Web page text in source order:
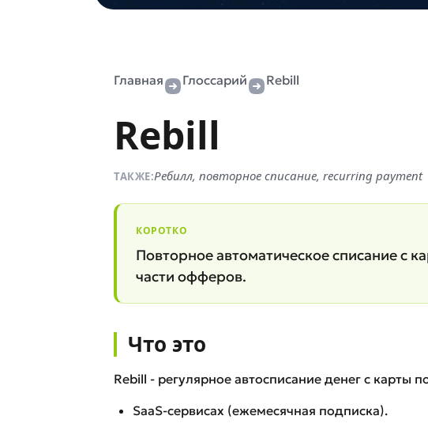
Главная Глоссарий Rebill
Rebill
ТАКЖЕ:Ребилл, повторное списание, recurring payment
КОРОТКО
Повторное автоматическое списание с
части офферов.
Что это
Rebill - регулярное автосписание денег с карты
SaaS-сервисах (ежемесячная подписка).